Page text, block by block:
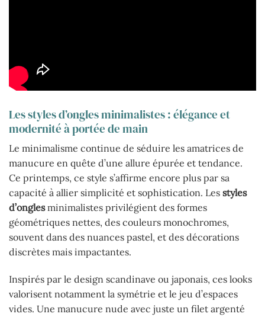
Les styles d’ongles minimalistes : élégance et
modernité à portée de main
Le minimalisme continue de séduire les amatrices de
manucure en quête d’une allure épurée et tendance.
Ce printemps, ce style s’affirme encore plus par sa
capacité à allier simplicité et sophistication. Les styles
d’onglesminimalistes privilégient des formes
géométriques nettes, des couleurs monochromes,
souvent dans des nuances pastel, et des décorations
discrètes mais impactantes.
Inspirés par le design scandinave ou japonais, ces looks
valorisent notamment la symétrie et le jeu d’espaces
vides. Une manucure nude avec juste un filet argenté